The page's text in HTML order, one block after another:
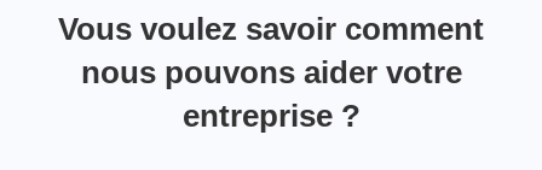
Vous voulez savoir comment
nous pouvons aider votre
entreprise ?